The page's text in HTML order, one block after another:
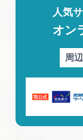
人気
オン
周